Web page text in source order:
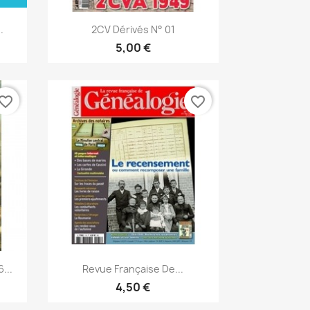
Aperçu rapide
2CV Dérivés N° 01
5,00 €
Aperçu rapide
Revue Française De...
4,50 €
favorite_border